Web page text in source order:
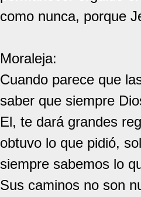
como nunca, porque
Moraleja:
Cuando parece que
saber que siempre
El, te dará grandes
obtuvo lo que pidió,
siempre sabemos lo
Sus caminos no son